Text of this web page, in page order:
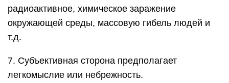
радиоактивное, химическое заражение
окружающей среды, массовую гибель людей и
т.д.
7. Субъективная сторона предполагает
легкомыслие или небрежность.